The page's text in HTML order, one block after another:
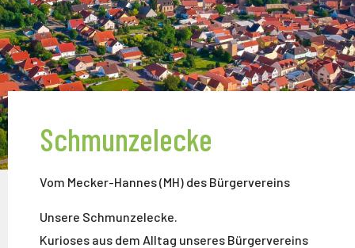
Schmunzelecke
Vom Mecker-Hannes (MH) des Bürgervereins
Unsere Schmunzelecke.
Kurioses aus dem Alltag unseres Bürgervereins